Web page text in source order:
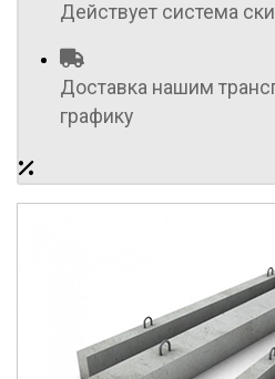
Действует система
Доставка нашим
графику